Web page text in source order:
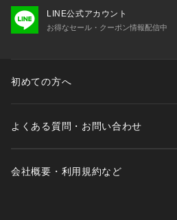
LINE公式アカウント
お得なセール・クーポン情報配信中
初めての方へ
よくある質問・お問い合わせ
会社概要・利用規約など